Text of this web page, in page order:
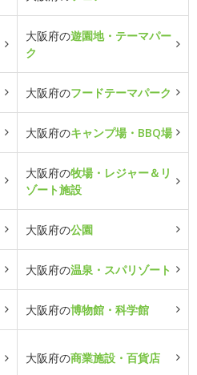
大阪府の遊園地・テーマパー
ク
大阪府のフードテーマパーク
大阪府のキャンプ場・BBQ場
大阪府の牧場・レジャー＆リ
ゾート施設
大阪府の公園
大阪府の温泉・スパリゾート
大阪府の博物館・科学館
大阪府の商業施設・百貨店